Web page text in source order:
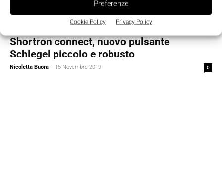
Preferenze
Cookie Policy Privacy Policy
Shortron connect, nuovo pulsante
Schlegel piccolo e robusto
Nicoletta Buora - 15 Novembre 2019 0